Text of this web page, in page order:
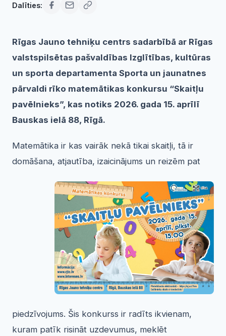
Dalīties:
Rīgas Jauno tehniķu centrs sadarbībā ar Rīgas
valstspilsētas pašvaldības Izglītības, kultūras
un sporta departamenta Sporta un jaunatnes
pārvaldi rīko matemātikas konkursu “Skaitļu
pavēlnieks”, kas notiks 2026. gada 15. aprīlī
Bauskas ielā 88, Rīgā.
Matemātika ir kas vairāk nekā tikai skaitļi, tā ir
domāšana, atjautība, izaicinājums un reizēm pat
piedzīvojums. Šis konkurss ir radīts ikvienam,
kuram patīk risināt uzdevumus, meklēt